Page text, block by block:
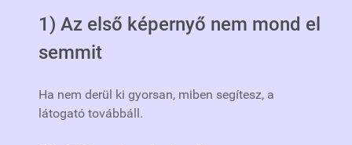
1) Az első képernyő nem mond el
semmit
Ha nem derül ki gyorsan, miben segítesz, a
látogató továbbáll.